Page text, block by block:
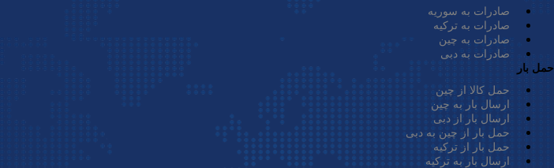
صادرات به سوریه
صادرات به ترکیه
صادرات به چین
صادرات به دبی
حمل بار
حمل کالا از چین
ارسال بار به چین
ارسال بار از دبی
حمل بار از چین به دبی
حمل بار از ترکیه
ارسال بار به ترکیه